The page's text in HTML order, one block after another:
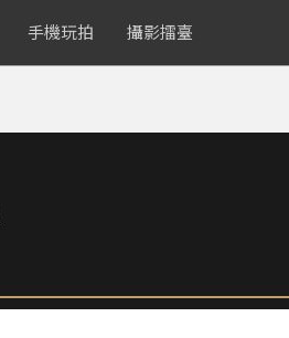
手機玩拍 攝影擂臺